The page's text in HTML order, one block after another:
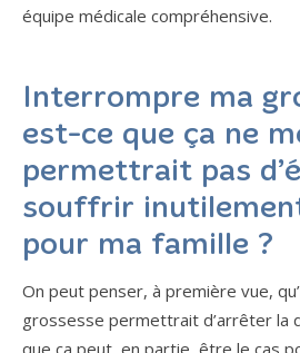
équipe médicale compréhensive.
Interrompre ma
est-ce que ça ne
permettrait pas
souffrir
pour ma famille ?
On peut penser, à première vue,
grossesse permettrait d’arrêter la